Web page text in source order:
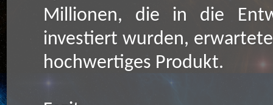
Millionen, die in die
investiert wurden,
hochwertiges Produkt.